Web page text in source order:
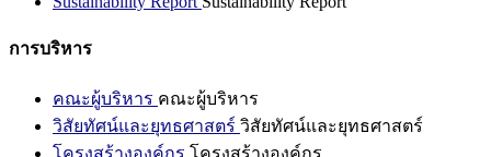
การบริหาร
คณะผู้บริหาร คณะผู้บริหาร
วิสัยทัศน์และยุทธศาสตร์ วิสัยทัศน์และยุทธศาสตร์